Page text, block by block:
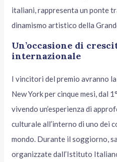
italiani, rappresenta un ponte
dinamismo artistico della
Un’occasione di
internazionale
I vincitori del premio avranno
New York per cinque mesi, dal
vivendo un’esperienza di
culturale all’interno di uno dei
mondo. Durante il soggiorno,
organizzate dall’Istituto